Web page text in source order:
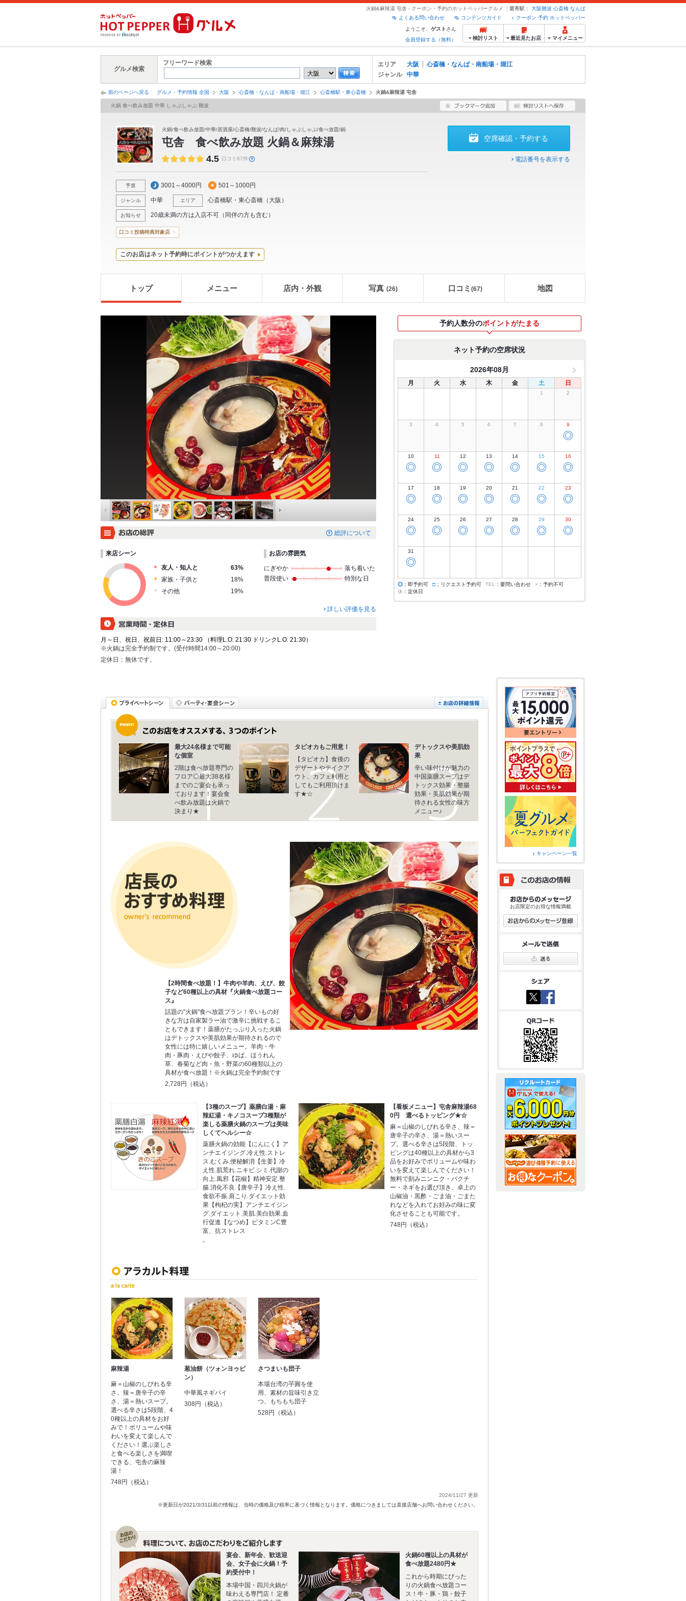
火鍋&麻辣湯 屯舎 - クーポン・予約のホットペッパーグルメ 最寄駅： 大阪難波 心斎橋 なんば
クーポン 予約 ホットペッパー
コンテンツガイド
よくある問い合わせ
ようこそ、 ゲスト さん
会員登録する（無料）
検討リスト 最近見たお店 マイメニュー
グルメ検索
フリーワード検索 エリア 大阪
心斎橋・なんば・南船場・堀江
ジャンル
中華
前のページへ戻る グルメ・予約情報 全国 大阪 心斎橋・なんば・南船場・堀江 心斎橋駅・東心斎橋 火鍋&麻辣湯 屯舎
火鍋 食べ飲み放題 中華 しゃぶしゃぶ 難波
火鍋/食べ飲み放題/中華/居酒屋/心斎橋/難波/なんば/肉/しゃぶしゃぶ/食べ放題/鍋
屯舎 食べ飲み放題 火鍋＆麻辣湯
4.5 口コミ67件
予算 3001～4000円 501～1000円
ジャンル 中華 エリア 心斎橋駅・東心斎橋 （ 大阪 ）
お知らせ 20歳未満の方は入店不可（同伴の方も含む）
空席確認・予約する
電話番号を表示する
口コミ投稿特典対象店
このお店はネット予約時にポイントがつかえます
トップ メニュー 店内・外観 写真 (26) 口コミ (67) 地図
総評について
来店シーン
友人・知人と
63%
家族・子供と
18%
その他
19%
お店の雰囲気
にぎやか
落ち着いた
普段使い
特別な日
詳しい評価を見る
月～日、祝日、祝前日: 11:00～23:30 （料理L.O. 21:30 ドリンクL.O. 21:30）
※火鍋は完全予約制です。(受付時間14:00～20:00)
定休日： 無休です。
予約人数分のポイントがたまる
ネット予約の空席状況
2026年08月
月 火 水 木 金 土 日
1 2
3 4 5 6 7 8 9
◎
10
◎
11
◎
12
◎
13
◎
14
◎
15
◎
16
◎
17
◎
18
◎
19
◎
20
◎
21
◎
22
◎
23
◎
24
◎
25
◎
26
◎
27
◎
28
◎
29
◎
30
◎
31
◎
◎ ：即予約可 □ ：リクエスト予約可 TEL ：要問い合わせ × ：予約不可
休 ：定休日
最大24名様まで可能
な個室
2階は食べ放題専門の
フロア◎最大38名様
までのご宴会も承っ
ております！宴会食
べ飲み放題は火鍋で
決まり★
タピオカもご用意！
【タピオカ】食後の
デザートやテイクア
ウト、カフェ利用と
してもご利用頂けま
す★☆
デトックスや美肌効
果
辛い味付けが魅力の
中国薬膳スープはデ
トックス効果・整腸
効果・美肌効果が期
待される女性の味方
メニュー♪
【2時間食べ放題！】牛肉や羊肉、えび、餃
子など60種以上の具材『火鍋食べ放題コー
ス』
話題の"火鍋"食べ放題プラン！辛いもの好
きな方は自家製ラー油で激辛に挑戦するこ
ともできます！薬膳がたっぷり入った火鍋
はデトックスや美肌効果が期待されるので
女性には特に嬉しいメニュー。羊肉・牛
肉・豚肉・えびや餃子、ゆば、ほうれん
草、春菊など肉・魚・野菜の60種類以上の
具材が食べ放題！※火鍋は完全予約制です
2,728円（税込）
【3種のスープ】薬膳白湯・麻
辣紅湯・キノコスープ3種類が
楽しる薬膳火鍋のスープは美味
しくてヘルシー☆
薬膳火鍋の効能【にんにく】ア
ンチエイジング.冷え性.ストレ
ス.むくみ.便秘解消【生姜】冷
え性.肌荒れ.ニキビ.シミ.代謝の
向上.風邪【花椒】精神安定.整
腸.消化不良【唐辛子】冷え性.
食欲不振.肩こり.ダイエット効
果【枸杞の実】アンチエイジン
グ.ダイエット.美肌.美白効果.血
行促進【なつめ】ビタミンC豊
富、抗ストレス
-
【看板メニュー】屯舎麻辣湯68
0円 選べるトッピング★☆
麻＝山椒のしびれる辛さ、辣＝
唐辛子の辛さ、湯＝熱いスー
プ。選べる辛さは5段階、トッ
ピングは40種以上の具材から3
品をお好みでボリュームや味わ
いを変えて楽しんでください！
無料で刻みニンニク・パクチ
ー・ネギをお選び頂き、卓上の
山椒油・黒酢・ごま油・ごまた
れなどを入れてお好みの味に変
化させることも可能です。
748円（税込）
麻辣湯
麻＝山椒のしびれる辛
さ、辣＝唐辛子の辛
さ、湯＝熱いスープ。
選べる辛さは5段階、4
0種以上の具材をお好
みで！ボリュームや味
わいを変えて楽しんで
ください！選ぶ楽しさ
と食べる楽しさを満喫
できる、屯舎の麻辣
湯！
748円（税込）
葱油餅（ツォンヨゥピ
ン）
中華風ネギパイ
308円（税込）
さつまいも団子
本場台湾の芋圓を使
用、素材の旨味引き立
つ、もちもち団子
528円（税込）
2024/11/27 更新
※更新日が2021/3/31以前の情報は、当時の価格及び税率に基づく情報となります。価格につきましては直接店舗へお問い合わせください。
宴会、新年会、歓送迎
会、女子会に火鍋！予
約受付中！
本場中国・四川火鍋が
味わえる専門店！ 定番
火鍋60種以上の具材が
食べ放題2480円★
これから時期にぴった
りの火鍋食べ放題コー
ス！牛・豚・鶏・餃子
キャンペーン一覧
お店限定のお得な情報満載